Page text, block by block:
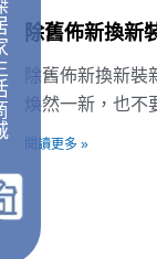
除舊佈新換新
除舊佈新換新裝
煥然一新，也不
閱讀更多 »